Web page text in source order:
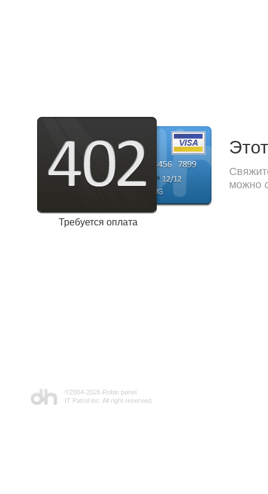
Требуется оплата
можно
©2004-2026 Robin panel
IT Patrol inc. All right reserved.